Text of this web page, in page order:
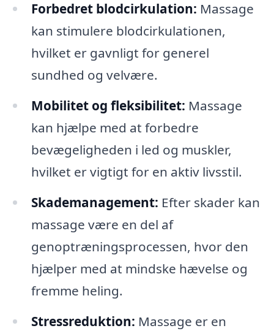
Forbedret blodcirkulation: Massage
kan stimulere blodcirkulationen,
hvilket er gavnligt for generel
sundhed og velvære.
Mobilitet og fleksibilitet: Massage
kan hjælpe med at forbedre
bevægeligheden i led og muskler,
hvilket er vigtigt for en aktiv livsstil.
Skademanagement: Efter skader kan
massage være en del af
genoptræningsprocessen, hvor den
hjælper med at mindske hævelse og
fremme heling.
Stressreduktion: Massage er en